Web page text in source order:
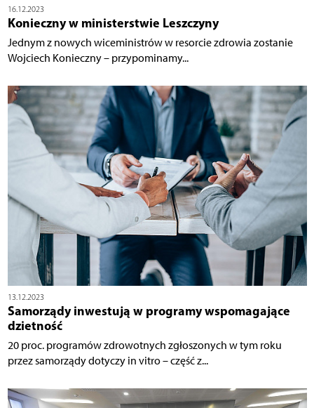
16.12.2023
Konieczny w ministerstwie Leszczyny
Jednym z nowych wiceministrów w resorcie zdrowia zostanie
Wojciech Konieczny – przypominamy...
13.12.2023
Samorządy inwestują w programy wspomagające
dzietność
20 proc. programów zdrowotnych zgłoszonych w tym roku
przez samorządy dotyczy in vitro – część z...